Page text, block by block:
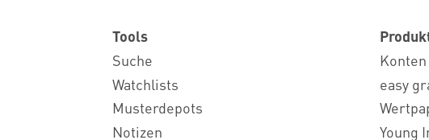
Tools
Suche
Watchlists
Musterdepots
Notizen
Konten
easy
Young